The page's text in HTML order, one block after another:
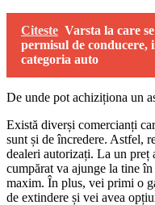
Citeste Varsta la care
permisul de conducere,
categoria auto
De unde pot achiziționa un
Există diverși comercianți
sunt și de încredere. Astfel,
dealeri autorizați. La un
cumpărat va ajunge la tine
maxim. În plus, vei primi o
de extindere și vei avea